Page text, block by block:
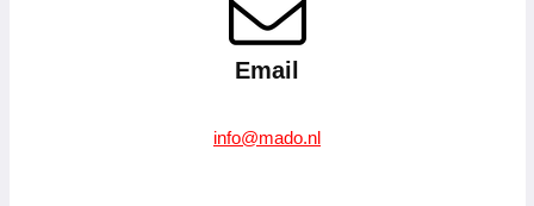
Email
info@mado.nl